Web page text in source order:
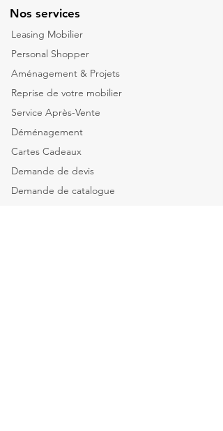
Nos services
Leasing Mobilier
Personal Shopper
Aménagement & Projets
Reprise de votre mobilier
Service Après-Vente
Déménagement
Cartes Cadeaux
Demande de devis
Demande de catalogue